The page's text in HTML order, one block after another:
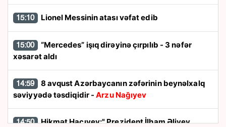
15:10 Lionel Messinin atası vəfat edib
15:00
xəsarət aldı
14:59
səviyyədə təsdiqidir -Arzu Nağıyev
14:50 Hikmət Hacıyev:" Prezident İlham Əliyev